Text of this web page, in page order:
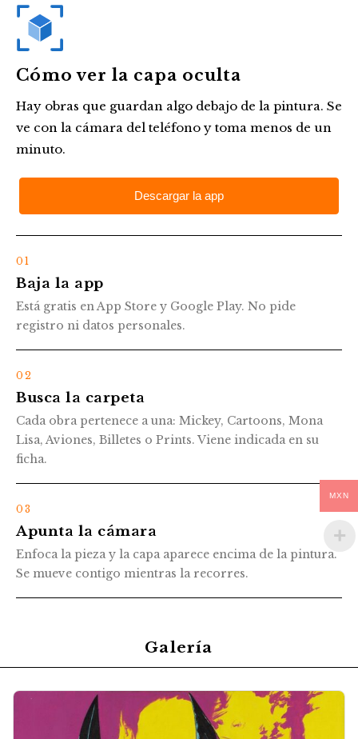
Cómo ver la capa oculta
Hay obras que guardan algo debajo de la pintura. Se
ve con la cámara del teléfono y toma menos de un
minuto.
Descargar la app
01
Baja la app
Está gratis en App Store y Google Play. No pide
registro ni datos personales.
02
Busca la carpeta
Cada obra pertenece a una: Mickey, Cartoons, Mona
Lisa, Aviones, Billetes o Prints. Viene indicada en su
ficha.
03
Apunta la cámara
Enfoca la pieza y la capa aparece encima de la pintura.
Se mueve contigo mientras la recorres.
Galería
MXN